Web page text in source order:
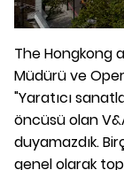
The Hongkong
Müdürü ve
"Yaratıcı
öncüsü olan
duyamazdık.
genel olarak